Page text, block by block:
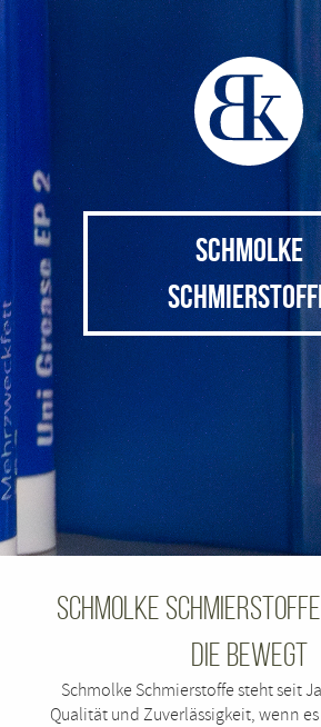
SCHMOLKE
Schmolke
die bewegt
Schmolke Schmierstoffe steht seit
Qualität und Zuverlässigkeit, wenn